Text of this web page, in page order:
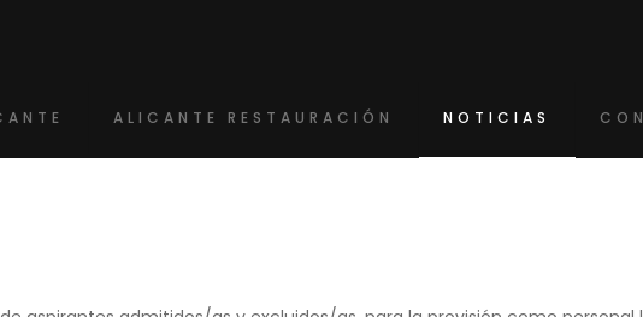
ALICANTE RESTAURACIÓN NOTICIAS